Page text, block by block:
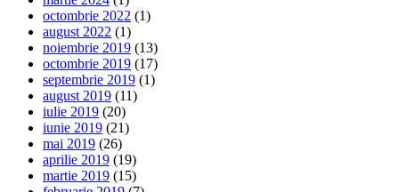
octombrie 2022 (1)
august 2022 (1)
noiembrie 2019 (13)
octombrie 2019 (17)
septembrie 2019 (1)
august 2019 (11)
iulie 2019 (20)
iunie 2019 (21)
mai 2019 (26)
aprilie 2019 (19)
martie 2019 (15)